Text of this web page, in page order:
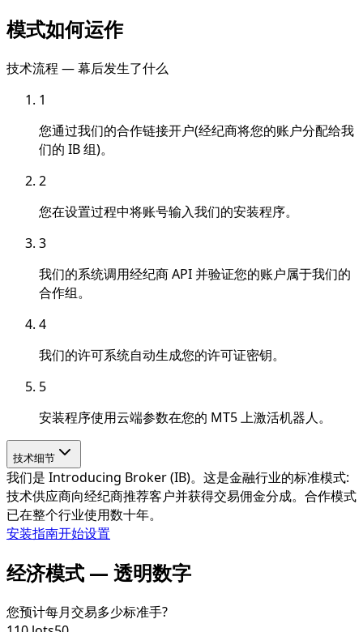
模式如何运作
技术流程 — 幕后发生了什么
1
您通过我们的合作链接开户(经纪商将您的账户分配给我
们的 IB 组)。
2
您在设置过程中将账号输入我们的安装程序。
3
我们的系统调用经纪商 API 并验证您的账户属于我们的
合作组。
4
我们的许可系统自动生成您的许可证密钥。
5
安装程序使用云端参数在您的 MT5 上激活机器人。
技术细节
我们是 Introducing Broker (IB)。这是金融行业的标准模式:
技术供应商向经纪商推荐客户并获得交易佣金分成。合作模式
已在整个行业使用数十年。
安装指南开始设置
经济模式 — 透明数字
您预计每月交易多少标准手?